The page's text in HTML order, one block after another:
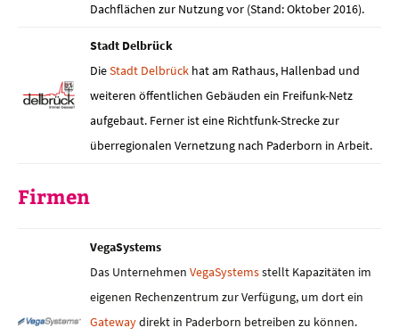
Dachflächen zur Nutzung vor (Stand: Oktober 2016).
Stadt Delbrück
DieStadt Delbrück hat am Rathaus, Hallenbad und
weiteren öffentlichen Gebäuden ein Freifunk-Netz
aufgebaut. Ferner ist eine Richtfunk-Strecke zur
überregionalen Vernetzung nach Paderborn in Arbeit.
Firmen
VegaSystems
Das Unternehmen VegaSystemsstellt Kapazitäten im
eigenen Rechenzentrum zur Verfügung, um dort ein
Gatewaydirekt in Paderborn betreiben zu können.